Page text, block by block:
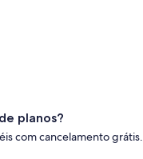
planos?
com cancelamento grátis.